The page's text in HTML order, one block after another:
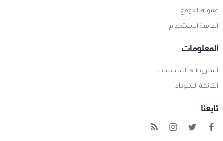
عمولة الموقع
اتفاقية الاستخدام
المعلومات
الشروط & السياسات
القائمة السوداء
تابعنا